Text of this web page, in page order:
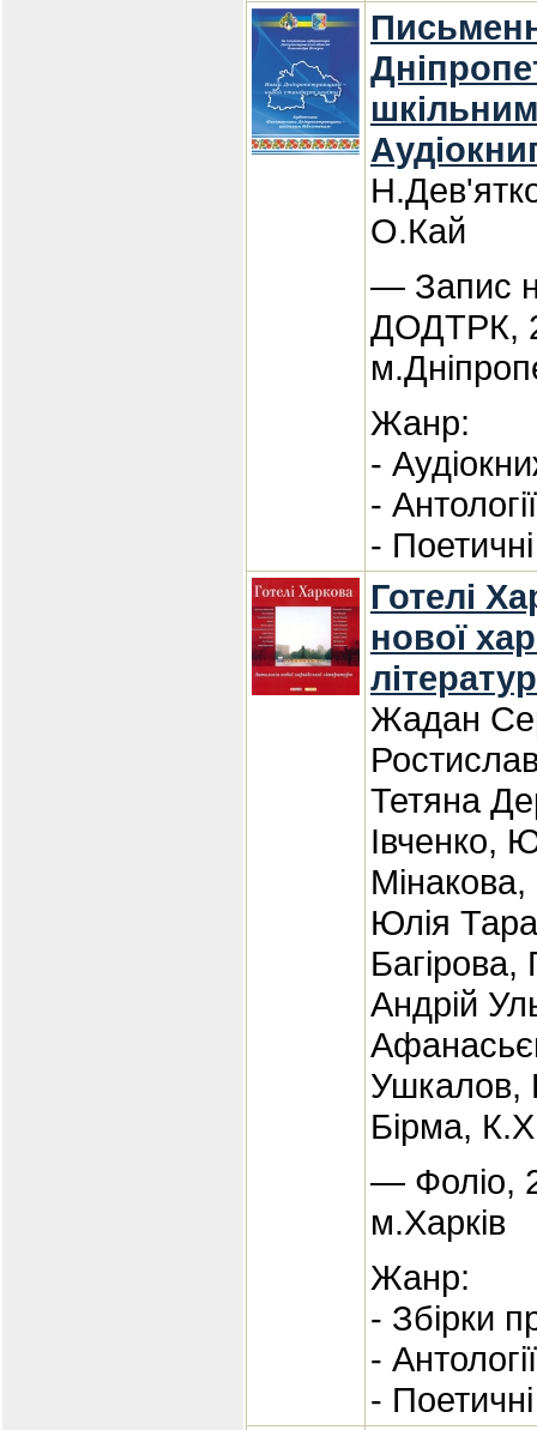
О.Кай
— Запис
ДОДТРК,
Жанр:
-
-
- Поетичні
Готелі
нової
Жадан
Тетяна
Івченко,
Юлія
Багірова,
Андрій
Ушкалов,
Бірма, К.Х
— Фоліо,
м.Харків
Жанр:
- Збірки
-
- Поетичні